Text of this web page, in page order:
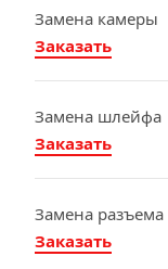
Замена камеры
Заказать
Замена шлейфа
Заказать
Замена разъема
Заказать